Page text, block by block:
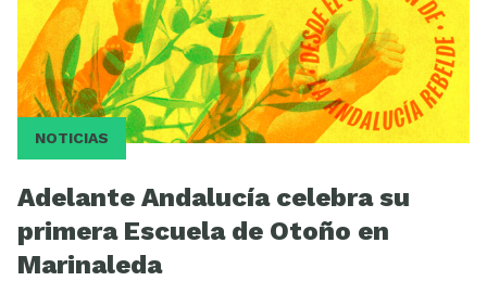
NOTICIAS
Adelante Andalucía celebra su
primera Escuela de Otoño en
Marinaleda